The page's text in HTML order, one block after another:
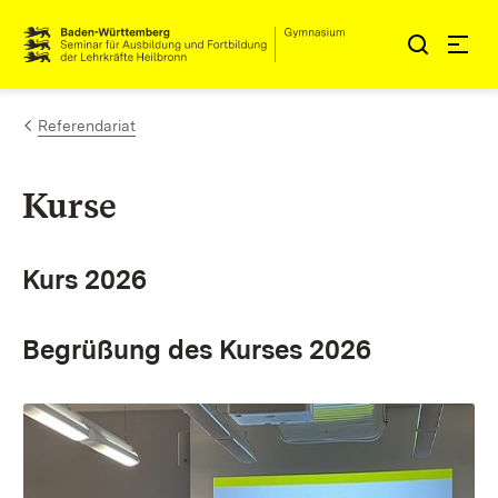
Zum Inhalt springen
Link zur Startseite
Referendariat
Kurse
Kurs 2026
Begrüßung des Kurses 2026